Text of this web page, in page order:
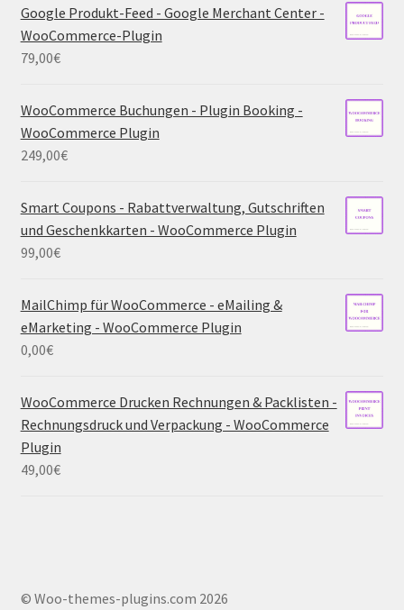
Google Produkt-Feed - Google Merchant Center -
WooCommerce-Plugin
79,00€
WooCommerce Buchungen - Plugin Booking -
WooCommerce Plugin
249,00€
Smart Coupons - Rabattverwaltung, Gutschriften
und Geschenkkarten - WooCommerce Plugin
99,00€
MailChimp für WooCommerce - eMailing &
eMarketing - WooCommerce Plugin
0,00€
WooCommerce Drucken Rechnungen & Packlisten -
Rechnungsdruck und Verpackung - WooCommerce
Plugin
49,00€
© Woo-themes-plugins.com 2026